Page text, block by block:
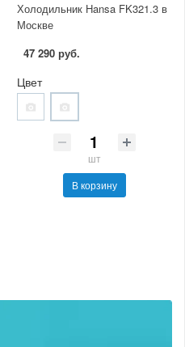
Холодильник Hansa FK321.3 в
Москве
47 290 руб.
Цвет
шт
В корзину